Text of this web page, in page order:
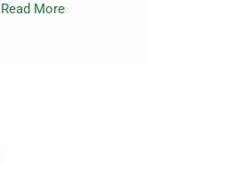
Read More